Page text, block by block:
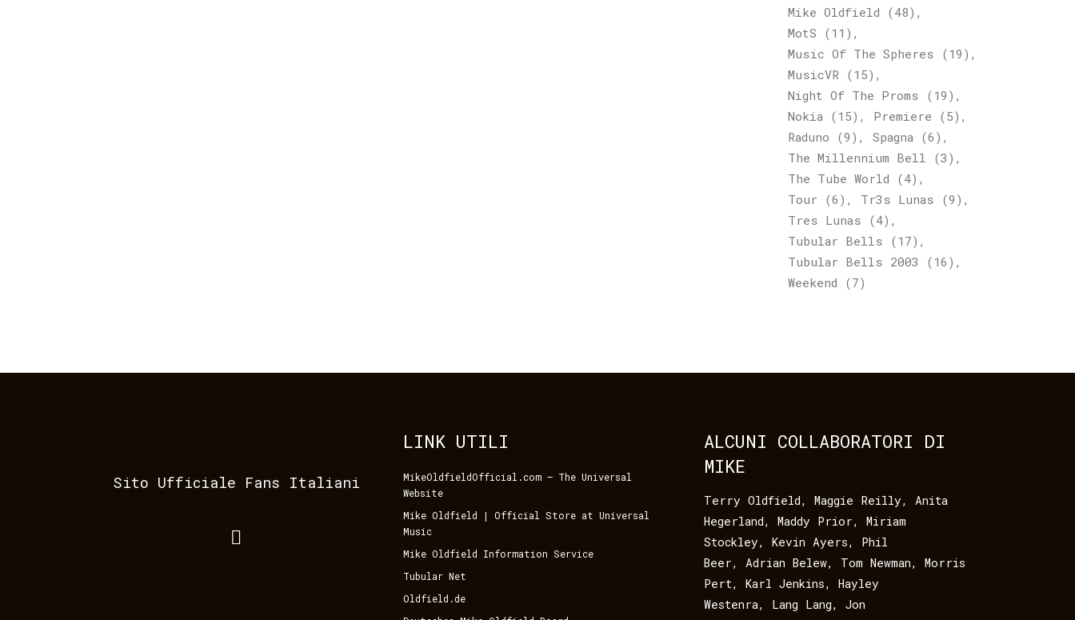
Mike Oldfield (48)
MotS (11)
Music Of The Spheres (19)
MusicVR (15)
Night Of The Proms (19)
Nokia(15) Premiere (5)
Raduno (9) Spagna(6)
The Millennium Bell (3)
The Tube World (4)
Tour (6) Tr3s Lunas (9)
Tres Lunas (4)
Tubular Bells (17)
Tubular Bells 2003 (16)
Weekend (7)
Sito Ufficiale Fans Italiani
LINK UTILI
MikeOldfieldOfficial.com – The Universal
Website
Mike Oldfield | Official Store at Universal
Music
Mike Oldfield Information Service
Tubular Net
Oldfield.de
ALCUNI COLLABORATORI DI
MIKE
Terry Oldfield,Maggie Reilly,Anita
Hegerland,Maddy Prior,Miriam
Stockley,Kevin Ayers, Phil
Beer,Adrian Belew, Tom Newman,Morris
Pert,Karl Jenkins,Hayley
Westenra, Lang Lang,Jon